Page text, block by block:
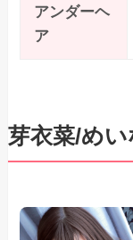
アンダーヘ
ア
芽衣菜/め